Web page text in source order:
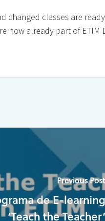
changed classes are
now already part of ETIM
Previous Post
de E-learning
‘Teach the Teacher’